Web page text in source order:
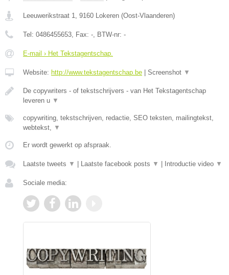
Leeuwerikstraat 1, 9160 Lokeren (Oost-Vlaanderen)
Tel: 0486455653, Fax: -, BTW-nr: -
E-mail › Het Tekstagentschap.
Website: http://www.tekstagentschap.be Screenshot ▼
De copywriters - of tekstschrijvers - van Het Tekstagentschap
leveren u ▼
copywriting, tekstschrijven, redactie, SEO teksten, mailingtekst,
webtekst, ▼
Er wordt gewerkt op afspraak.
Laatste tweets ▼ Laatste facebook posts ▼ Introductie video ▼
Sociale media: